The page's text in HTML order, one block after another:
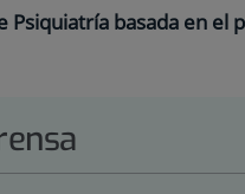
Psiquiatría basada en el